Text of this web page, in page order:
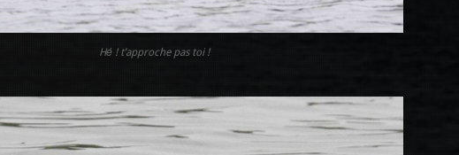
Hé ! t’approche pas toi !